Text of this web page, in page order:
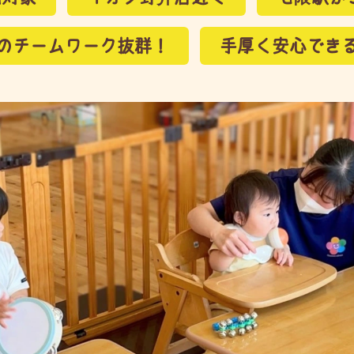
チームワーク抜群！ 手厚く安心でき